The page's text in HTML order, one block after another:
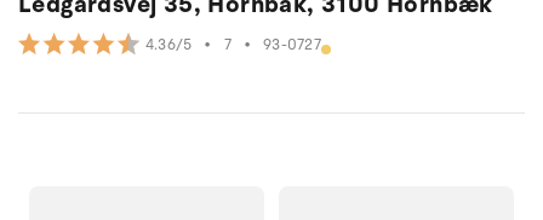
4.36/5 • 7 • 93-0727